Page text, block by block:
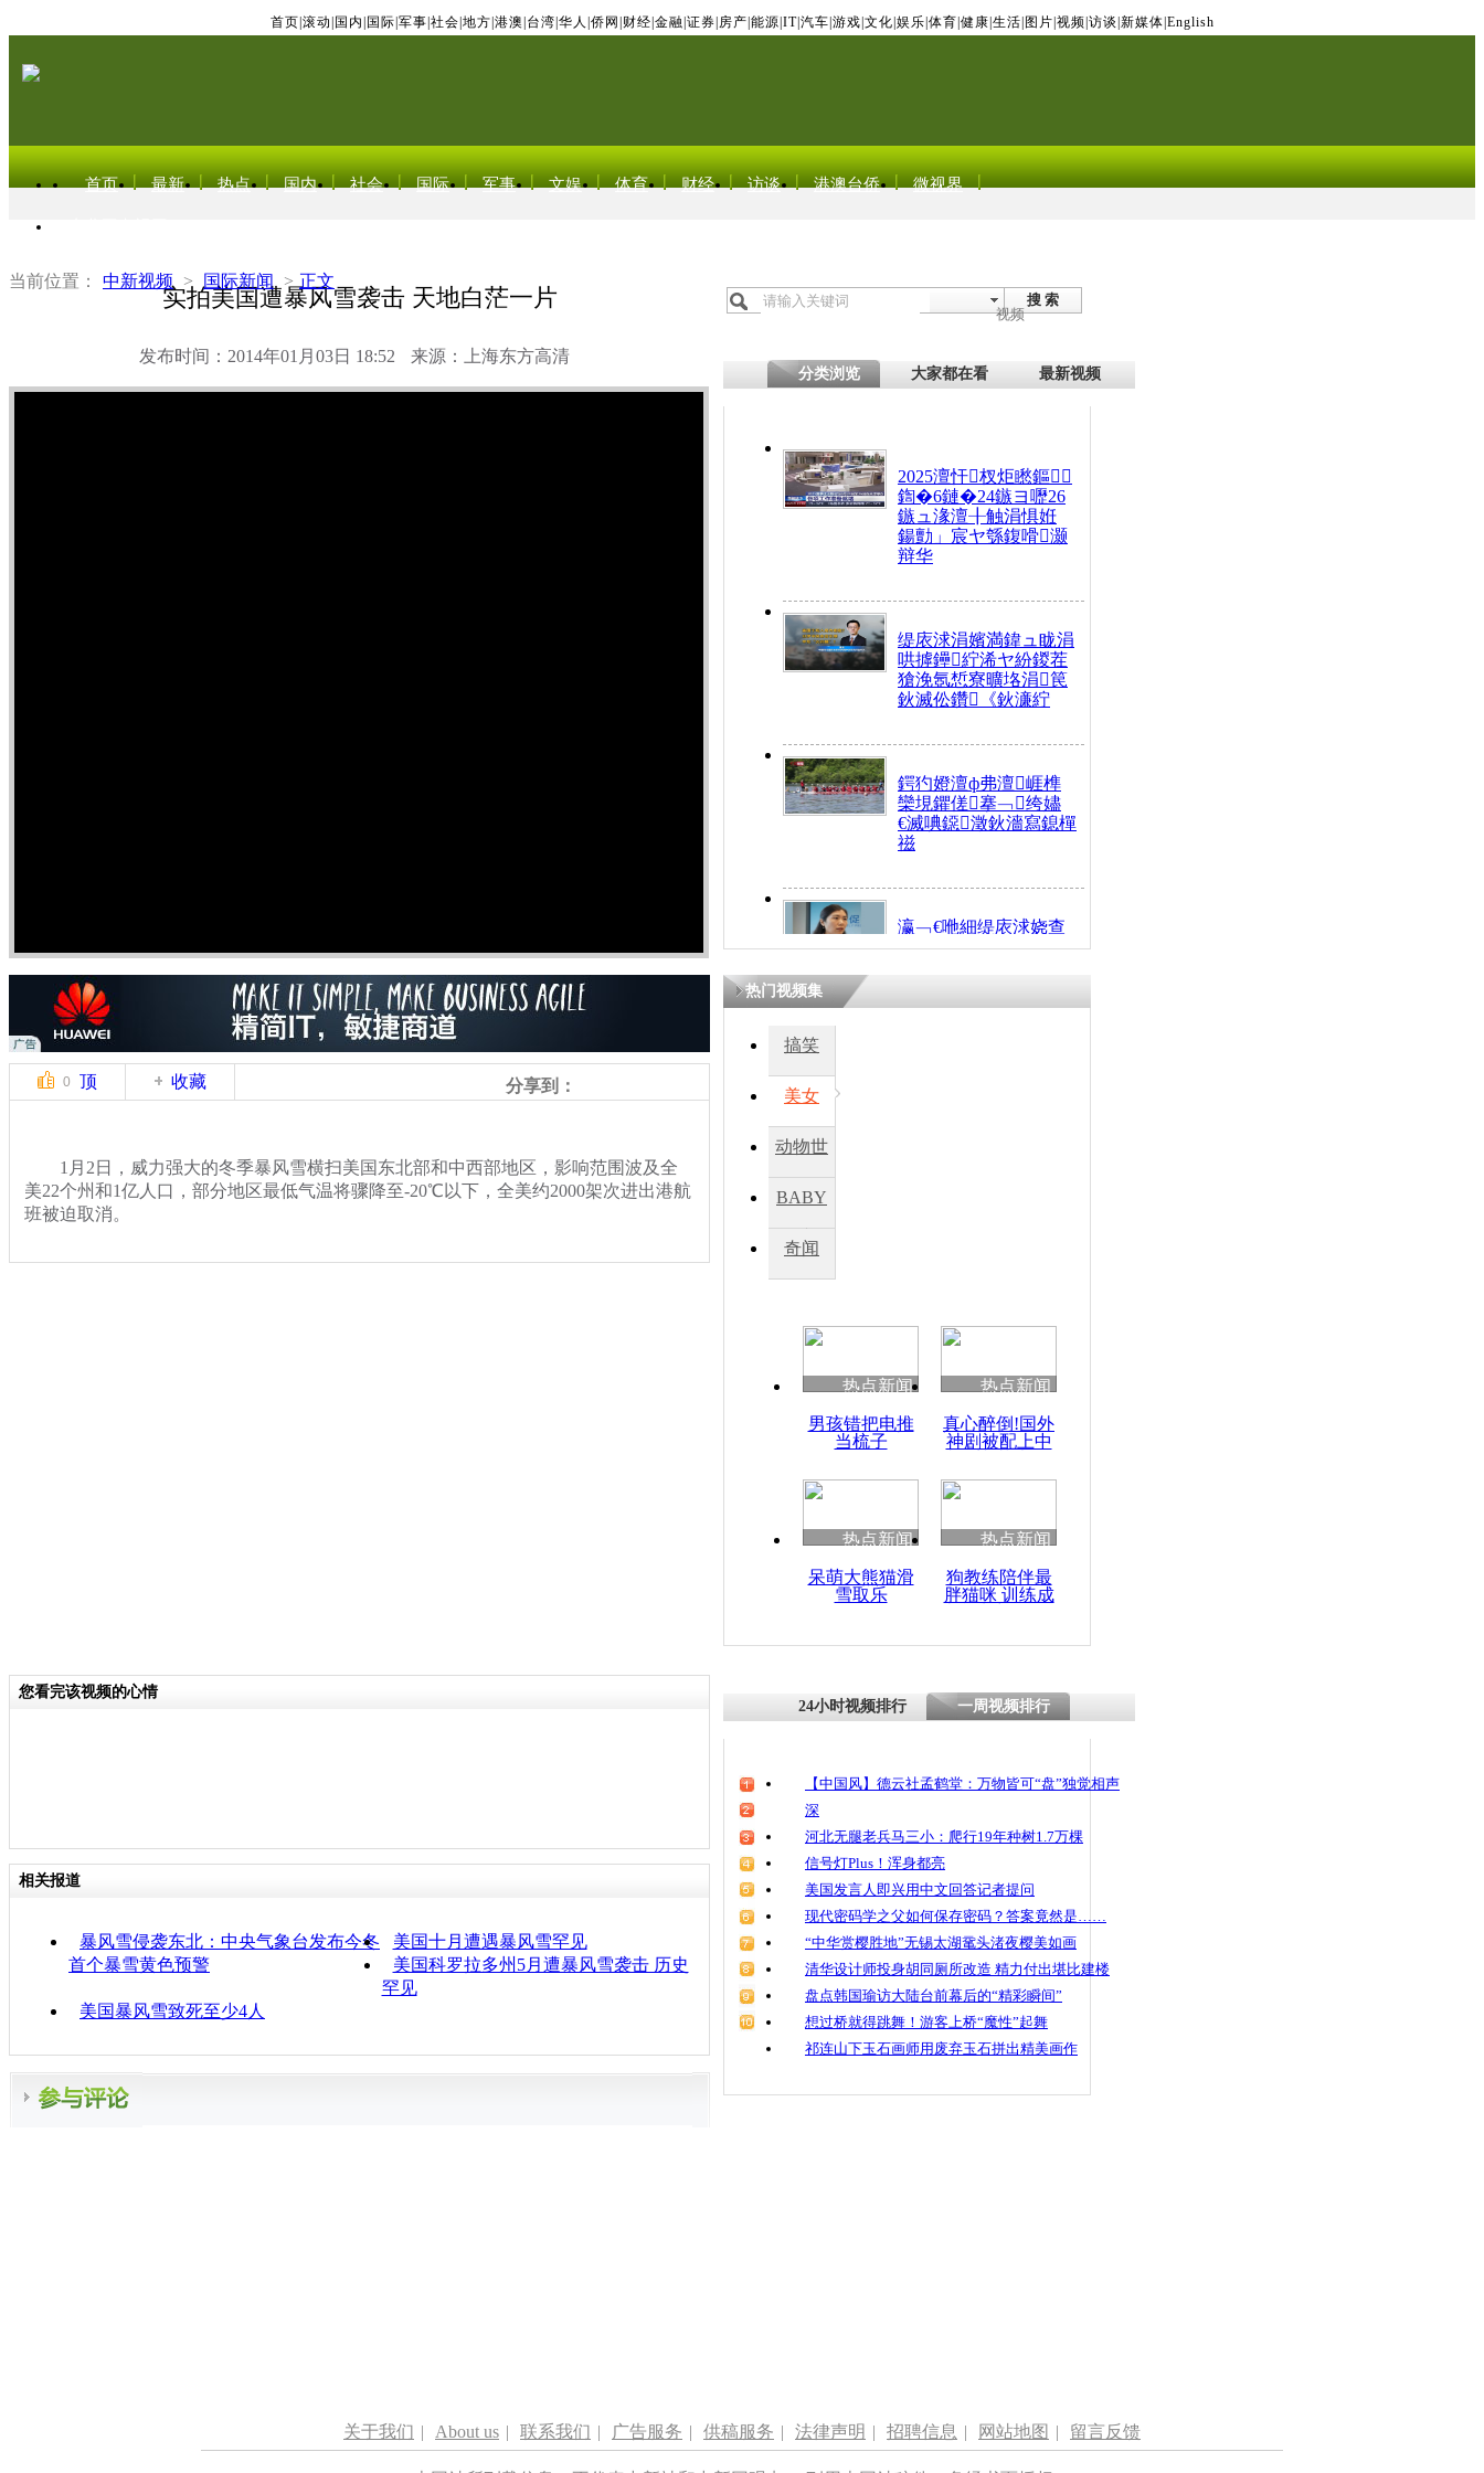
首页 滚动 国内 国际 军事 社会 地方 港澳 台湾 华人 侨网 财经 金融 证券 房产 能源 IT| 汽车 游戏 文化 娱乐 体育 健康 生活 图片 视频 访谈 新媒体 English
首页 最新 热点 国内 社会 国际 军事 文娱 体育 财经 访谈 港澳台侨 微视界
当前位置： 中新视频 > 国际新闻 > 正文
实拍美国遭暴风雪袭击 天地白茫一片
发布时间：2014年01月03日 18:52 来源：上海东方高清
搜 索
视频
分类浏览 大家都在看 最新视频
2025澶忓杈炬矁鏂
鍧�6鏈�24鏃ヨ嚦26
鏃ュ湪澶╂触涓惧姙
鍚勯」宸ヤ綔鍑嗗灏
辩华
缇庡浗涓嬪満鍏ュ眬涓
哄摢鑸紵浠ヤ紛鍐茬
獊浼氬惁寮曠垎涓笢
鈥滅伀鑽《鈥濓紵
鍔犳嬁澶ф弗澶崕榫
欒垷鑺傞搴﹁绔嬧
€滅唺鐚澂鈥濇寫鎴樿
禌
瀛﹁€咃細缇庡浗娆查
€间笢鍗椾簹涓庝腑鍥
熷悎浣� 涓ㄥ浗闄呰
0 顶 收藏 分享到：
1月2日，威力强大的冬季暴风雪横扫美国东北部和中西部地区，影响范围波及全
美22个州和1亿人口，部分地区最低气温将骤降至-20℃以下，全美约2000架次进出港航
班被迫取消。
热门视频集
搞笑
美女
动物世
BABY
秀
奇闻
热点新闻
男孩错把电推
当梳子
热点新闻
真心醉倒!国外
神剧被配上中
热点新闻
呆萌大熊猫滑
雪取乐
热点新闻
狗教练陪伴最
胖猫咪 训练成
您看完该视频的心情
相关报道
暴风雪侵袭东北：中央气象台发布今冬
首个暴雪黄色预警
美国十月遭遇暴风雪罕见
美国科罗拉多州5月遭暴风雪袭击 历史
罕见
美国暴风雪致死至少4人
24小时视频排行 一周视频排行
【中国风】德云社孟鹤堂：万物皆可“盘”独觉相声
深
河北无腿老兵马三小：爬行19年种树1.7万棵
信号灯Plus！浑身都亮
美国发言人即兴用中文回答记者提问
现代密码学之父如何保存密码？答案竟然是……
“中华赏樱胜地”无锡太湖鼋头渚夜樱美如画
清华设计师投身胡同厕所改造 精力付出堪比建楼
盘点韩国瑜访大陆台前幕后的“精彩瞬间”
想过桥就得跳舞！游客上桥“魔性”起舞
祁连山下玉石画师用废弃玉石拼出精美画作
关于我们 | About us | 联系我们 | 广告服务 | 供稿服务 | 法律声明 | 招聘信息 | 网站地图 | 留言反馈